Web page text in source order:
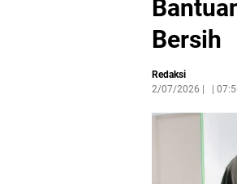
Bersih
Redaksi
2/07/2026